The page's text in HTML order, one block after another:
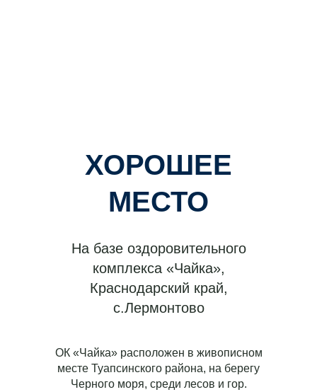
ХОРОШЕЕ
МЕСТО
На базе оздоровительного
комплекса «Чайка»,
Краснодарский край,
с.Лермонтово
ОК «Чайка» расположен в живописном
месте Туапсинского района, на берегу
Черного моря, среди лесов и гор.